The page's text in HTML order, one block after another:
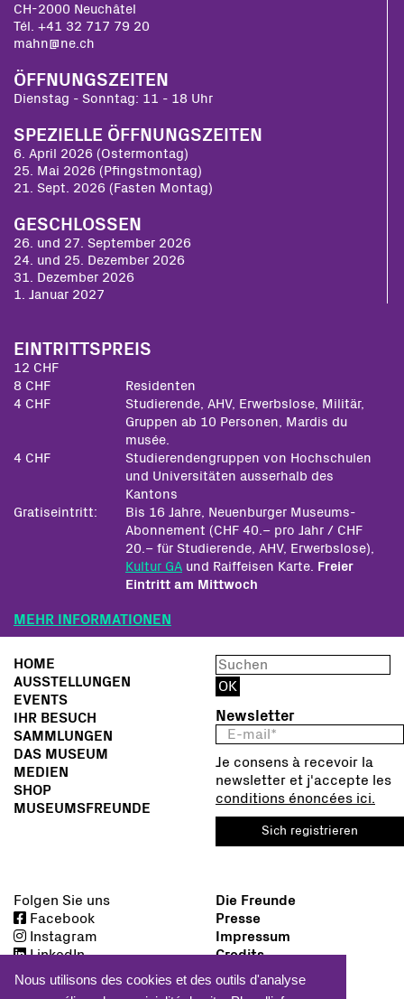
Nous utilisons des cookies et des outils d'analyse
CH-2000 Neuchâtel
Tél. +41 32 717 79 20
mahn@ne.ch
ÖFFNUNGSZEITEN
Dienstag - Sonntag: 11 - 18 Uhr
SPEZIELLE ÖFFNUNGSZEITEN
6. April 2026 (Ostermontag)
25. Mai 2026 (Pfingstmontag)
21. Sept. 2026 (Fasten Montag)
GESCHLOSSEN
26. und 27. September 2026
24. und 25. Dezember 2026
31. Dezember 2026
1. Januar 2027
EINTRITTSPREIS
12 CHF
8 CHF
Residenten
4 CHF
Studierende, AHV, Erwerbslose, Militär,
Gruppen ab 10 Personen, Mardis du
musée.
4 CHF
Studierendengruppen von Hochschulen
und Universitäten ausserhalb des
Kantons
Gratiseintritt:
Bis 16 Jahre, Neuenburger Museums-
Abonnement (CHF 40.– pro Jahr / CHF
20.– für Studierende, AHV, Erwerbslose),
Kultur GA und Raiffeisen Karte. Freier
Eintritt am Mittwoch
MEHR INFORMATIONEN
HOME
AUSSTELLUNGEN
EVENTS
IHR BESUCH
SAMMLUNGEN
DAS MUSEUM
MEDIEN
SHOP
MUSEUMSFREUNDE
Folgen Sie uns
Facebook
Instagram
LinkedIn
Newsletter
Je consens à recevoir la
newsletter et j'accepte les
conditions énoncées ici.
Sich registrieren
Die Freunde
Presse
Impressum
Credits